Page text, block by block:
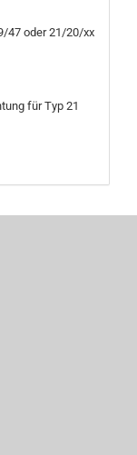
47 oder 21/20/xx
für Typ 21